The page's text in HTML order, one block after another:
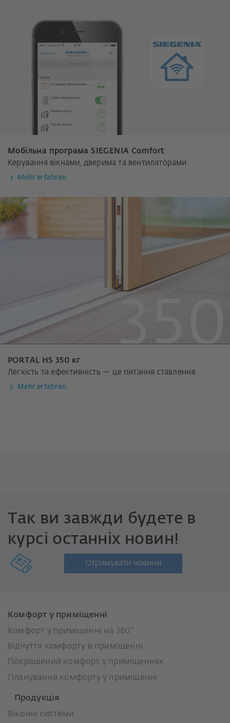
Мобільна програма SIEGENIA Comfort
Керування вікнами, дверима та вентиляторами
Mehr erfahren
PORTAL HS 350 кг
Легкість та ефективність — це питання ставлення.
Mehr erfahren
Так ви завжди будете в
курсі останніх новин!
Отримувати новини
Комфорт у приміщенні
Комфорт у приміщенні на 360°
Відчуття комфорту в приміщенні
Покращений комфорт у приміщеннях
Планування комфорту у приміщенні
Продукція
Віконні системи